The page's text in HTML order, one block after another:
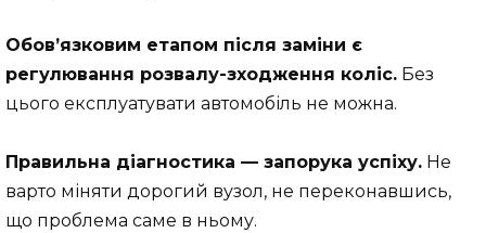
Обов’язковим етапом після заміни є
регулювання розвалу-зходження коліс. Без
цього експлуатувати автомобіль не можна.
Правильна діагностика — запорука успіху. Не
варто міняти дорогий вузол, не переконавшись,
що проблема саме в ньому.